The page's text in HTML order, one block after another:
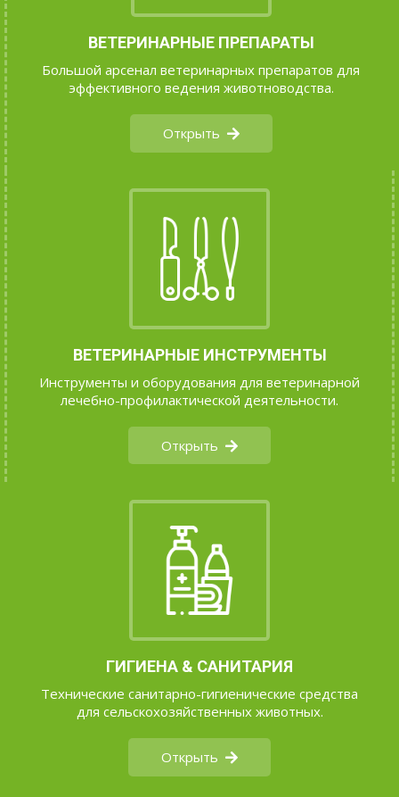
ВЕТЕРИНАРНЫЕ ПРЕПАРАТЫ
Большой арсенал ветеринарных препаратов для
эффективного ведения животноводства.
Открыть
ВЕТЕРИНАРНЫЕ ИНСТРУМЕНТЫ
Инструменты и оборудования для ветеринарной
лечебно-профилактической деятельности.
Открыть
ГИГИЕНА & САНИТАРИЯ
Технические санитарно-гигиенические средства
для сельскохозяйственных животных.
Открыть